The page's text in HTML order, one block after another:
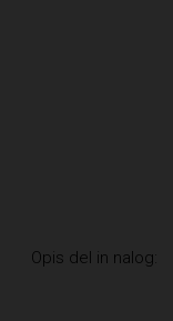
Opis del in nalog: